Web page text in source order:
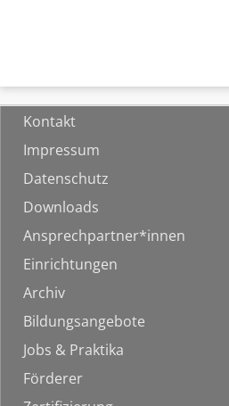
Kontakt
Impressum
Datenschutz
Downloads
Ansprechpartner*innen
Einrichtungen
Archiv
Bildungsangebote
Jobs & Praktika
Förderer